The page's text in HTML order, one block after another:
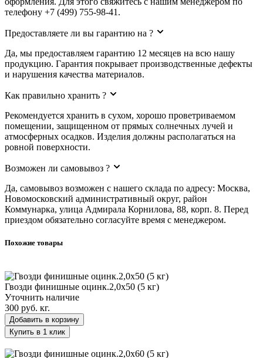
телефону +7 (499) 755-98-41.
Предоставляете ли вы гарантию на ?
Да, мы предоставляем гарантию 12 месяцев на всю нашу
продукцию. Гарантия покрывает производственные дефекты
и нарушения качества материалов.
Как правильно хранить ?
Рекомендуется хранить в сухом, хорошо проветриваемом
помещении, защищенном от прямых солнечных лучей и
атмосферных осадков. Изделия должны располагаться на
ровной поверхности.
Возможен ли самовывоз ?
Да, самовывоз возможен с нашего склада по адресу: Москва,
Новомосковский административный округ, район
Коммунарка, улица Адмирала Корнилова, 88, корп. 8. Перед
приездом обязательно согласуйте время с менеджером.
Похожие товары
Гвозди финишные оцинк.2,0х50 (5 кг)
Уточнить наличие
300 руб. кг.
Добавить в корзину
Купить в 1 клик